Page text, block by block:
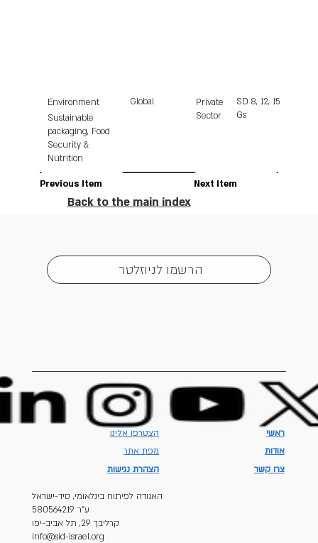
Next Item
Previous Item
Environment
Sustainable
packaging, Food
Security &
Nutrition
Global
Private
Sector
SD
Gs
8, 12, 15
Back to the main index
הרשמו לניוזלטר
ראשי
הצטרפו אלינו
אודות
מפת אתר
צרו קשר
הצהרת נגישות
האגודה לפיתוח בינלאומי, סיד-ישראל
ע"ר 580564219
קרליבך 29, תל אביב-יפו
info@sid-israel.org